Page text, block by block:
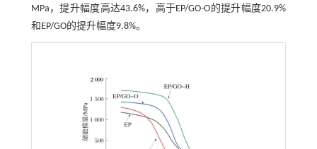
MPa，提升幅度高达43.6%，高于EP/GO-O的提升幅度20.9%
和EP/GO的提升幅度9.8%。